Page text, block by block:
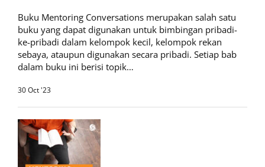
Buku Mentoring Conversations merupakan salah satu
buku yang dapat digunakan untuk bimbingan pribadi-
ke-pribadi dalam kelompok kecil, kelompok rekan
sebaya, ataupun digunakan secara pribadi. Setiap bab
dalam buku ini berisi topik…
30 Oct '23